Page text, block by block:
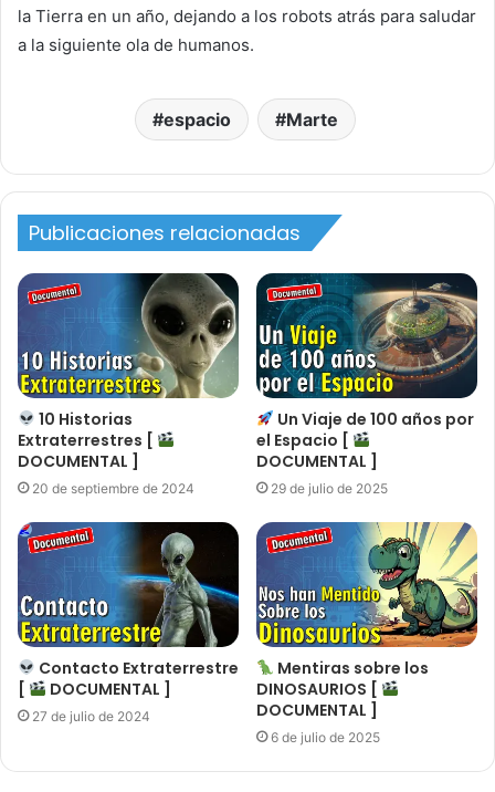
la Tierra en un año, dejando a los robots atrás para saludar
a la siguiente ola de humanos.
espacio Marte
Publicaciones relacionadas
10 Historias
Extraterrestres [
DOCUMENTAL ]
20 de septiembre de 2024
Un Viaje de 100 años por
el Espacio [
DOCUMENTAL ]
29 de julio de 2025
Contacto Extraterrestre
[
DOCUMENTAL ]
27 de julio de 2024
Mentiras sobre los
DINOSAURIOS [
DOCUMENTAL ]
6 de julio de 2025